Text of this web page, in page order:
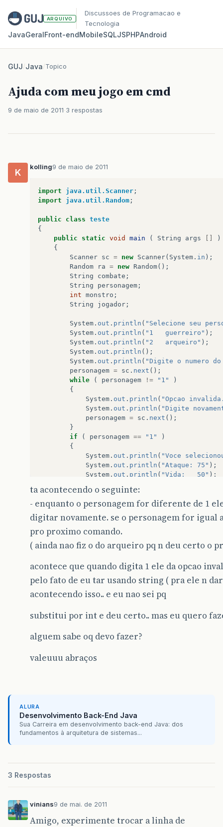
ARQUIVO
Discussoes de Programacao e
Tecnologia
JavaGeralFront‑endMobileSQLJSPHPAndroid
GUJ/Java/Topico
Ajuda com meu jogo em cmd
9 de maio de 2011 3 respostas
K
kolling9 de maio de 2011
import java.util.Scanner ;
import
java.util.Random ;
public class teste
{
public
static void main ( String args
)
{
Scanner sc = new Scanner( System . in );
Random
ra = new Random();
String
combate ;
String
personagem ;
int monstro ;
String
jogador ;
System . out . println ( "Selecione seu
System . out . println ( "1	guerreiro" );
System . out . println ( "2	arqueiro" );
System . out . println ();
System . out . println ( "Digite o numero
personagem = sc . next ();
while
( personagem != "1"
)
{
System . out . println ( "Opcao
System . out . println ( "Digite
personagem = sc . next ();
}
if
( personagem == "1"
)
{
System . out . println ( "Voce
System . out . println ( "Ataque: 75" );
System . out . println ( "Vida:   50" );
System
System.out.println
combate = sc.next();
"combate"
{
System
out println
"Digite
combate = sc.next();
if ( combate == "combate" )
{
switch
( monstro
case
1: System.out.println
case 2:
}
}
ta acontecendo o seguinte:
- enquanto o personagem for diferente de 1
digitar novamente. se o personagem for igual
pro proximo comando.
( ainda nao fiz o do arqueiro pq n deu certo o
acontece que quando digita 1 ele da opcao
pelo fato de eu tar usando string ( pra ele n
acontecendo isso.. e eu nao sei pq
substitui por int e deu certo.. mas eu quero
alguem sabe oq devo fazer?
valeuuu abraços
ALURA
Desenvolvimento Back-End Java
Sua Carreira em desenvolvimento back-end Java: dos
fundamentos à arquitetura de sistemas...
3 Respostas
vinians9 de mai. de 2011
Amigo, experimente trocar a linha de